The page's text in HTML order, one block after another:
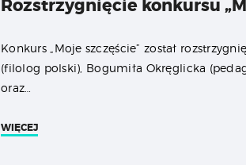
Rozstrzygnięcie konkursu
Konkurs „Moje szczęście” został
(filolog polski), Bogumiła Okręglicka
oraz…
WIĘCEJ